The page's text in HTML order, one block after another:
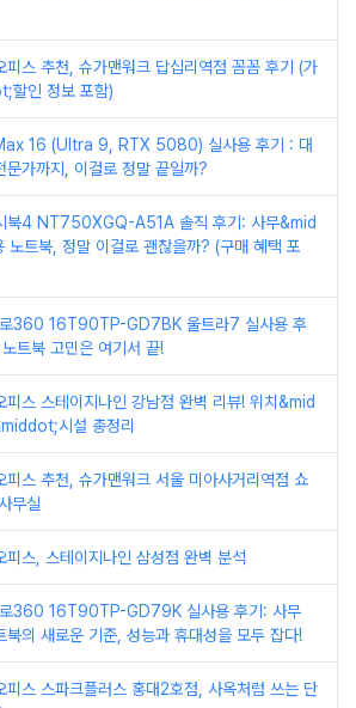
피스 추천, 슈가맨워크 답십리역점 꼼꼼 후기 (가
할인 정보 포함)
16 (Ultra 9, RTX 5080) 실사용 후기 : 대
문가까지, 이걸로 정말 끝일까?
북4 NT750XGQ-A51A 솔직 후기: 사무&mid
트북, 정말 이걸로 괜찮을까? (구매 혜택 포
로360 16T90TP-GD7BK 울트라7 실사용 후
트북 고민은 여기서 끝!
피스 스테이지나인 강남점 완벽 리뷰! 위치&mid
시설 총정리
피스 추천, 슈가맨워크 서울 미아사거리역점 쇼
무실
피스, 스테이지나인 삼성점 완벽 분석
로360 16T90TP-GD79K 실사용 후기: 사무
북의 새로운 기준, 성능과 휴대성을 모두 잡다!
피스 스파크플러스 홍대2호점, 사옥처럼 쓰는 단